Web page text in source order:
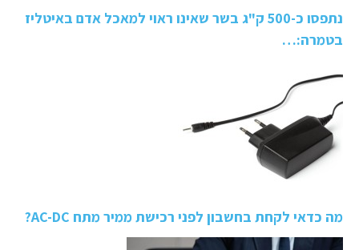
נתפסו כ-500 ק"ג בשר שאינו ראוי למאכל אדם באיטליז
בטמרה:…
מה כדאי לקחת בחשבון לפני רכישת ממיר מתח AC-DC?